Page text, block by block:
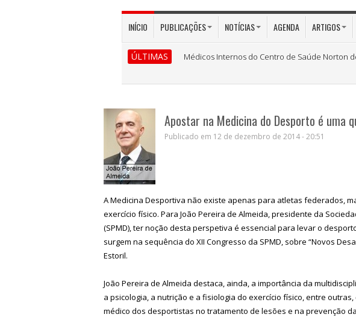
INÍCIO PUBLICAÇÕES NOTÍCIAS AGENDA ARTIGOS
ÚLTIMAS Médicos Internos do Centro de Saúde Norton
Apostar na Medicina do Desporto é uma
Publicado em 12 de dezembro de 2014 - 20:51
A Medicina Desportiva não existe apenas para atletas federados,
exercício físico. Para João Pereira de Almeida, presidente da
(SPMD), ter noção desta perspetiva é essencial para levar o
surgem na sequência do XII Congresso da SPMD, sobre “Novos
Estoril.
João Pereira de Almeida destaca, ainda, a importância da
a psicologia, a nutrição e a fisiologia do exercício físico, entre
médico dos desportistas no tratamento de lesões e na prevenção